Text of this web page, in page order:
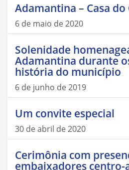
Adamantina – Casa
6 de maio de 2020
Solenidade
Adamantina durante
história do município
6 de junho de 2019
Um convite especial
30 de abril de 2020
Cerimônia com
embaixadores centro-